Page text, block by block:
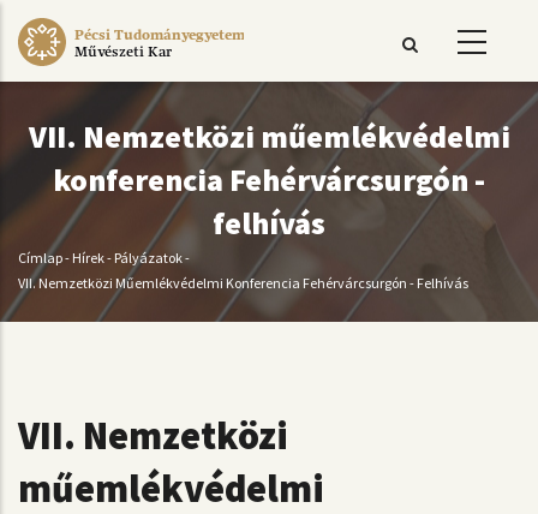
Ugrás
Pécsi Tudományegyetem
Művészeti Kar
VII. Nemzetközi műemlékvédelmi
konferencia Fehérvárcsurgón -
felhívás
Morzsa
Címlap- Hírek- Pályázatok-
VII. Nemzetközi Műemlékvédelmi Konferencia Fehérvárcsurgón - Felhívás
VII. Nemzetközi
műemlékvédelmi